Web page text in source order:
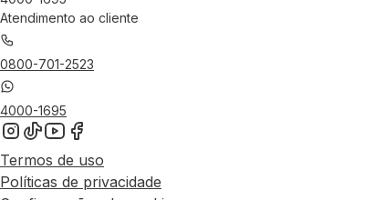
Atendimento ao cliente
0800-701-2523
4000-1695
Termos de uso
Políticas de privacidade